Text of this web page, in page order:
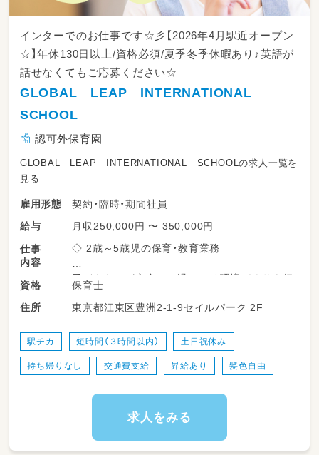
インターでのお仕事です☆彡【2026年4月駅近オープン
☆】年休130日以上/資格必須/夏季冬季休暇あり♪英語が
話せなくてもご応募ください☆
GLOBAL LEAP INTERNATIONAL
SCHOOL
認可外保育園
GLOBAL LEAP INTERNATIONAL SCHOOLの求人一覧を
見る
雇用形態
契約・臨時・期間社員
給与
月収250,000円 〜 350,000円
仕事
内容
◇ 2歳～5歳児の保育・教育業務
子どもたちが安心して過ごせる環境づくりを行
いながら、日々の保育・教育活動を担当していた
だきます。
◇ 教育プログラムの実践・開発
IB教育の理念に基づき、子どもたちの主体性や
資格
保育士
住所
東京都江東区豊洲2-1-9セイルパーク 2F
駅チカ 短時間（３時間以内） 土日祝休み
持ち帰りなし 交通費支給 昇給あり 髪色自由
求人をみる